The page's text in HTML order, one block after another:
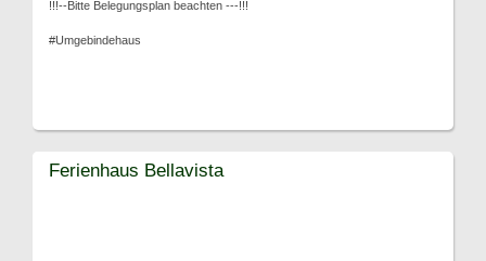
!!!--Bitte Belegungsplan beachten ---!!!
#Umgebindehaus
Ferienhaus Bellavista